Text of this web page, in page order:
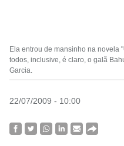
Ela entrou de mansinho na novela
todos, inclusive, é claro, o galã
Garcia.
22/07/2009 - 10:00